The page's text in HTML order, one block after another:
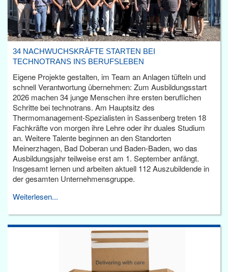
34 NACHWUCHSKRÄFTE STARTEN BEI
TECHNOTRANS INS BERUFSLEBEN
Eigene Projekte gestalten, im Team an Anlagen tüfteln und
schnell Verantwortung übernehmen: Zum Ausbildungsstart
2026 machen 34 junge Menschen ihre ersten beruflichen
Schritte bei technotrans. Am Hauptsitz des
Thermomanagement-Spezialisten in Sassenberg treten 18
Fachkräfte von morgen ihre Lehre oder ihr duales Studium
an. Weitere Talente beginnen an den Standorten
Meinerzhagen, Bad Doberan und Baden-Baden, wo das
Ausbildungsjahr teilweise erst am 1. September anfängt.
Insgesamt lernen und arbeiten aktuell 112 Auszubildende in
der gesamten Unternehmensgruppe.
Weiterlesen...